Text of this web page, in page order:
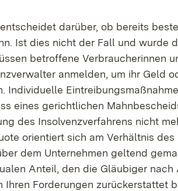
darüber, ob bereits
Ist dies nicht der Fall und wurde
betroffene Verbraucherinnen
anmelden, um ihr Geld
Individuelle
eines gerichtlichen
des Insolvenzverfahrens nicht
orientiert sich am Verhältnis des
dem Unternehmen geltend
Anteil, den die Gläubiger nach
Ihren Forderungen zurückerstattet